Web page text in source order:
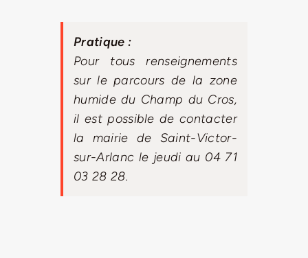
Pratique :
Pour tous renseignements
sur le parcours de la zone
humide du Champ du Cros,
il est possible de contacter
la mairie de Saint-Victor-
sur-Arlanc le jeudi au 04 71
03 28 28.